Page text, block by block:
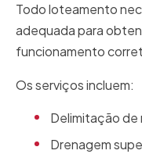
Todo loteamento
adequada para
funcionamento
Os serviços incluem:
Delimitação de
Drenagem